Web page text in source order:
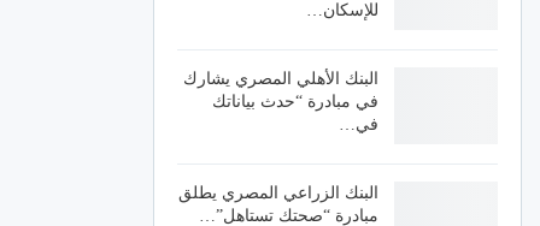
للإسكان…
البنك الأهلي المصري يشارك
في مبادرة “حدث بياناتك
في…
البنك الزراعي المصري يطلق
مبادرة “صحتك تستاهل”…